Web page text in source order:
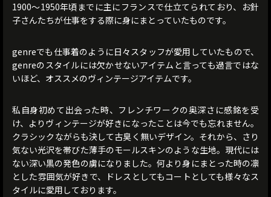
1900〜1950年頃までに主にフランスで仕立てられており、お針
子さんたちが仕事をする際に身にまとっていたものです。
genreでも仕事着のように日々スタッフが愛用していたもので、
genreのスタイルには欠かせないアイテムと言っても過言ではな
いほど、オススメのヴィンテージアイテムです。
私自身初めて出会った時、フレンチワークの奥深さに感銘を受
け、よりヴィンテージが好きになったことは今でも忘れません。
クラシックながらも決して古臭く無いデザイン。それから、さり
気ない光沢を帯びた薄手のモールスキンのような生地。現代には
ない深い黒の発色の虜になりました。何より身にまとった時の凛
とした雰囲気が好きで、ドレスとしてもコートとしても様々なス
タイルに愛用しております。